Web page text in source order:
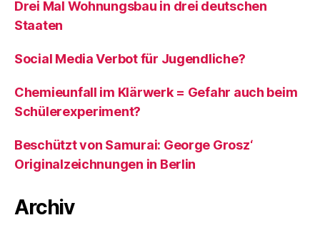
Drei Mal Wohnungsbau in drei deutschen
Staaten
Social Media Verbot für Jugendliche?
Chemieunfall im Klärwerk = Gefahr auch beim
Schülerexperiment?
Beschützt von Samurai: George Grosz‘
Originalzeichnungen in Berlin
Archiv